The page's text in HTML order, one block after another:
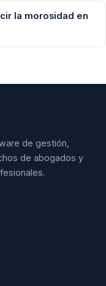
la morosidad en
de gestión,
de abogados y